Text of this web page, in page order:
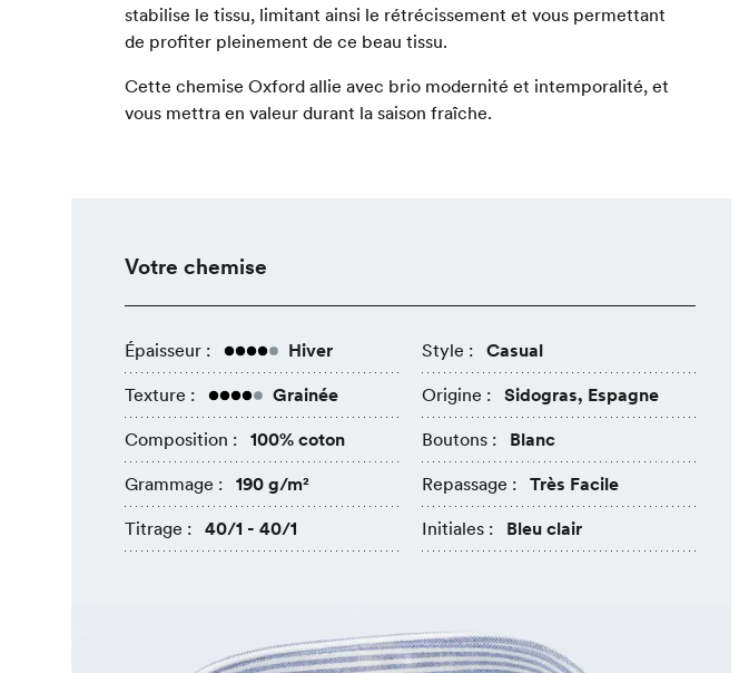
stabilise le tissu, limitant ainsi le rétrécissement et vous permettant
de profiter pleinement de ce beau tissu.
Cette chemise Oxford allie avec brio modernité et intemporalité, et
vous mettra en valeur durant la saison fraîche.
Votre chemise
Épaisseur : Hiver
Texture : Grainée
Composition : 100% coton
Grammage : 190 g/m²
Titrage : 40/1 - 40/1
Style : Casual
Origine : Sidogras, Espagne
Boutons : Blanc
Repassage : Très Facile
Initiales : Bleu clair